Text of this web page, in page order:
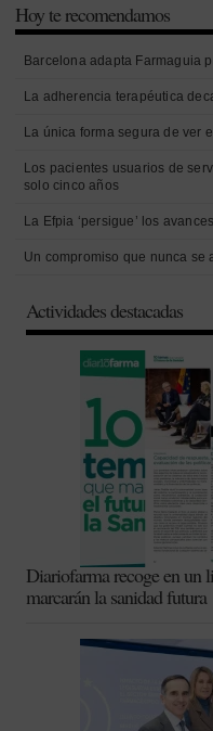
Hoy te recomendamos
Barcelona adapta Farmaguia
La adherencia terapéutica
La única forma segura de ver
Los pacientes usuarios de
solo cinco años
La Efpia ‘persigue’ los
Un compromiso que nunca se
Actividades destacadas
Diariofarma recoge en un
marcarán la sanidad futura